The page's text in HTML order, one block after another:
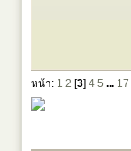
หน้า: 1 2 [3] 4 5 ... 17